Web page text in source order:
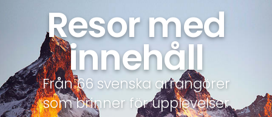
Resor med
innehåll
Från 66 svenska arrangörer
som brinner för upplevelser